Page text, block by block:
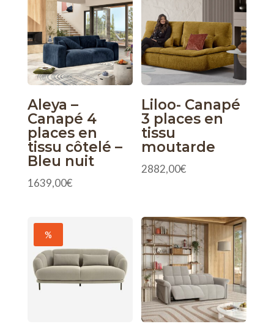
Aleya –
Canapé 4
places en
tissu côtelé –
Bleu nuit
1639,00€
Liloo- Canapé
3 places en
tissu
moutarde
2882,00€
%